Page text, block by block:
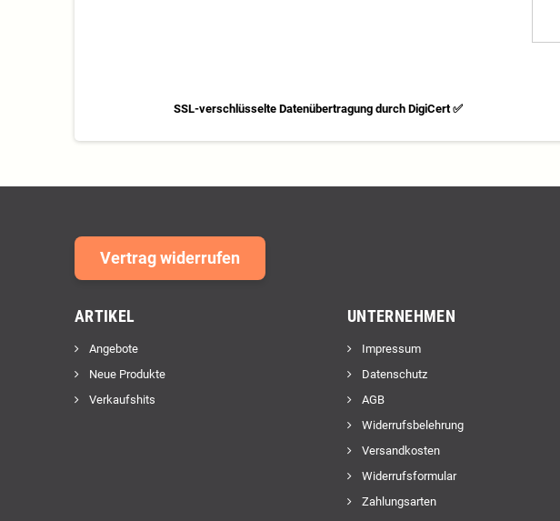
SSL-verschlüsselte Datenübertragung durch DigiCert ✅
Vertrag widerrufen
ARTIKEL
Angebote
Neue Produkte
Verkaufshits
UNTERNEHMEN
Impressum
Datenschutz
AGB
Widerrufsbelehrung
Versandkosten
Widerrufsformular
Zahlungsarten